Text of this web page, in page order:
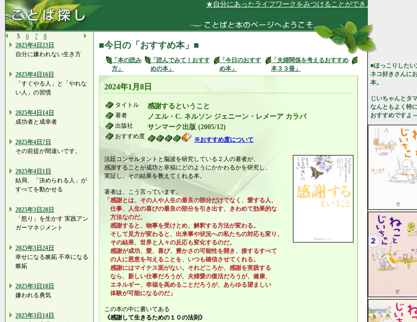
★自分にあったライフワークをみつけることができ、それに邁進していま
5 6 7
8
2025年4日23日
自分に嫌われない生き方
2025年4日16日
「すぐやる人」と「やれな
い人」の習慣
2025年4日14日
成功者と成幸者
2025年4日7日
その前提が間違いです。
2025年4日1日
結局、「決められる人」が
すべてを動かせる
2025年3日28日
「怒り」を生かす 実践アン
ガーマネジメント
2025年3日24日
幸せになる嫉妬 不幸になる
嫉妬
2025年3日18日
嫌われる勇気
2025年3日14日
■今日の「おすすめ本」■
「本の読み
方」
「読んでみて！おすす
めの本」
「今日のおすす
め本」
「夫婦関係を考えるおすすめ
本３３冊」
2024年1月8日
タイトル 感謝するということ
著者 ノエル・C. ネルソン ジェニーン・レメーア カラバ
出版社 サンマーク出版 (2005/12)
おすすめ度 ※おすすめ度について
法廷コンサルタントと脳波を研究している２人の著者が、
感謝することが成功と幸福にどのようにかかわるかを研究し、
実証し、その結果を教えてくれる本。
著者は、こう言っています。
「感謝とは、その人や人生の最良の部分だけでなく、愛する人、
仕事、人生の喜びの最良の部分を引き出す、きわめて効果的な
方法なのだ。
感謝すると、物事を受けとめ、解釈する方法が変わる。
そして見方が変わると、出来事や状況への私たちの対応も変り、
その結果、世界と人々の反応も変化するのだ。
感謝が成功、愛、喜び、豊かさの可能性を開き、接するすべて
の人に恩恵を与えることを、いつも確信させてくれる。
感謝にはマイナス面がない。それどころか、感謝を実践する
なら、新しい仕事だろうが、夫婦愛の復活だろうが、健康、
エネルギー、幸福を高めることだろうが、あらゆる望ましい
体験が可能になるのだ」
この本の中に書いてある
《感謝して生きるための１０の法則》
■ほっこりしたい
ネコ好きさんに
本。
じいちゃんとタ
なんともよく特
おすすめですよ